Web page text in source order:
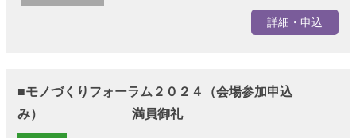
詳細・申込
■モノづくりフォーラム２０２４（会場参加申込
み） 満員御礼